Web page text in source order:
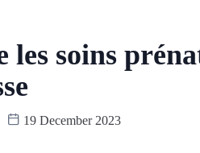
les soins
19 December 2023